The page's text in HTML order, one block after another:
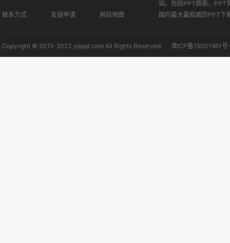
联系方式 友链申请 网站地图
站。包括PPT图表、PPT
国内最大最权威的PPT下
Copyright © 2015-2023 ypppt.com All Rights Reserved. 津ICP备15001961号